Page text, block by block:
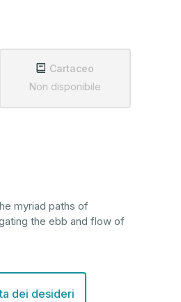
Cartaceo
Non disponibile
myriad paths of
the ebb and flow of
dei desideri